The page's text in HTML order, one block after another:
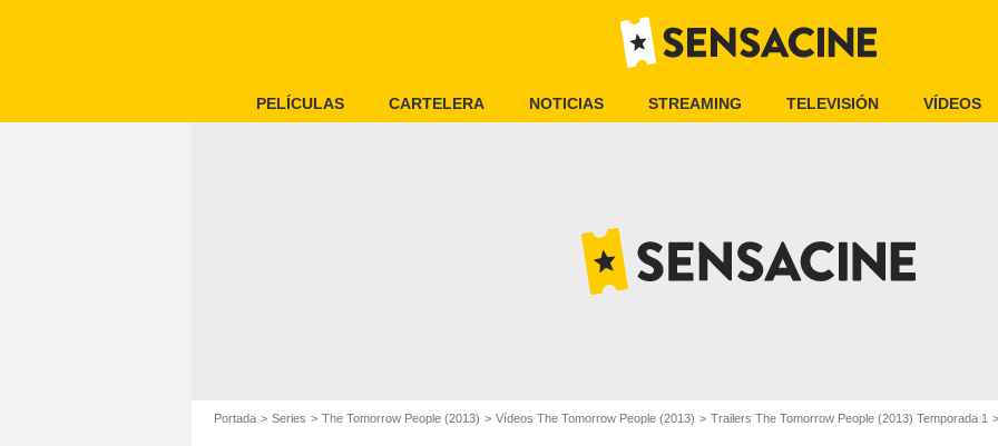
PELÍCULAS CARTELERA NOTICIAS STREAMING TELEVISIÓN VÍDEOS
Portada Series The Tomorrow People (2013) Vídeos The Tomorrow People (2013) Trailers The Tomorrow People (2013) Temporada 1